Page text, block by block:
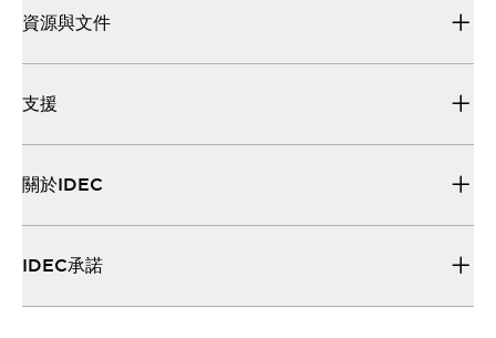
資源與文件
支援
關於IDEC
IDEC承諾